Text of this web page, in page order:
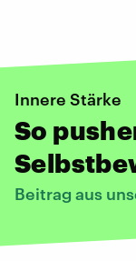
Innere Stärke
So
Beitrag aus